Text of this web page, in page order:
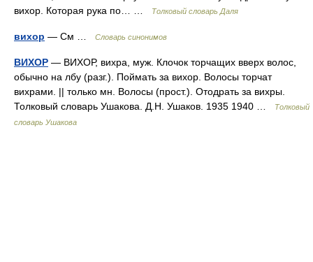
вихор. Которая рука по… …
Толковый словарь Даля
вихор — См … Словарь синонимов
ВИХОР — ВИХОР, вихра, муж. Клочок торчащих вверх волос,
обычно на лбу (разг.). Поймать за вихор. Волосы торчат
вихрами. || только мн. Волосы (прост.). Отодрать за вихры.
Толковый словарь Ушакова. Д.Н. Ушаков. 1935 1940 …
Толковый
словарь Ушакова